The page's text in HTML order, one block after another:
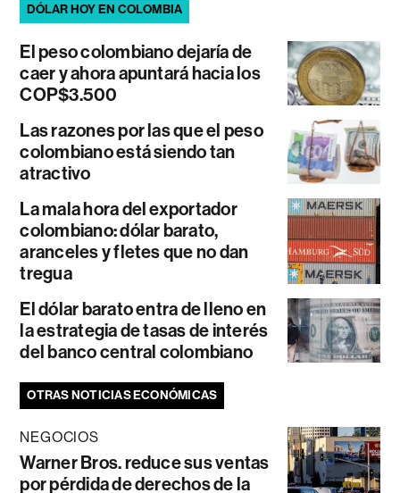
DÓLAR HOY EN COLOMBIA
El peso colombiano dejaría de
caer y ahora apuntará hacia los
COP$3.500
Las razones por las que el peso
colombiano está siendo tan
atractivo
La mala hora del exportador
colombiano: dólar barato,
aranceles y fletes que no dan
tregua
El dólar barato entra de lleno en
la estrategia de tasas de interés
del banco central colombiano
OTRAS NOTICIAS ECONÓMICAS
NEGOCIOS
Warner Bros. reduce sus ventas
por pérdida de derechos de la